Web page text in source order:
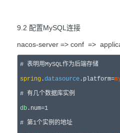
9.2 配置MySQL连接
nacos-server => conf =>
spring .datasource .platform=
db .num=1